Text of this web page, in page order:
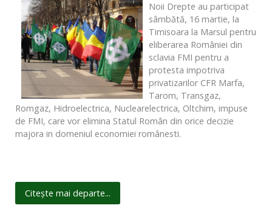
Noii Drepte au participat
sâmbătă, 16 martie, la
Timisoara la Marsul pentru
eliberarea României din
sclavia FMI pentru a
protesta impotriva
privatizarilor CFR Marfa,
Tarom, Transgaz,
Romgaz, Hidroelectrica, Nuclearelectrica, Oltchim, impuse
de FMI, care vor elimina Statul Român din orice decizie
majora in domeniul economiei românesti.
Citește mai departe...